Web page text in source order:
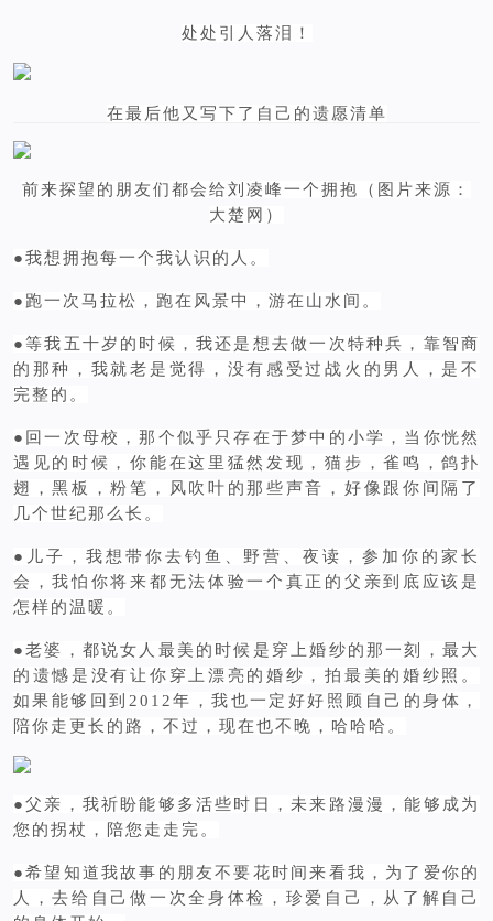
处处引人落泪！
在最后他又写下了自己的遗愿清单
前来探望的朋友们都会给刘凌峰一个拥抱（图片来源：
大楚网）
●我想拥抱每一个我认识的人。
●跑一次马拉松，跑在风景中，游在山水间。
●等我五十岁的时候，我还是想去做一次特种兵，靠智商
的那种，我就老是觉得，没有感受过战火的男人，是不
完整的。
●回一次母校，那个似乎只存在于梦中的小学，当你恍然
遇见的时候，你能在这里猛然发现，猫步，雀鸣，鸽扑
翅，黑板，粉笔，风吹叶的那些声音，好像跟你间隔了
几个世纪那么长。
●儿子，我想带你去钓鱼、野营、夜读，参加你的家长
会，我怕你将来都无法体验一个真正的父亲到底应该是
怎样的温暖。
●老婆，都说女人最美的时候是穿上婚纱的那一刻，最大
的遗憾是没有让你穿上漂亮的婚纱，拍最美的婚纱照。
如果能够回到2012年，我也一定好好照顾自己的身体，
陪你走更长的路，不过，现在也不晚，哈哈哈。
●父亲，我祈盼能够多活些时日，未来路漫漫，能够成为
您的拐杖，陪您走走完。
●希望知道我故事的朋友不要花时间来看我，为了爱你的
人，去给自己做一次全身体检，珍爱自己，从了解自己